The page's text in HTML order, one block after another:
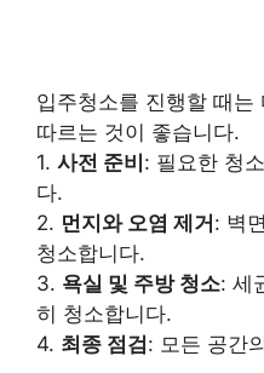
입주청소를 진행할 때는
따르는 것이 좋습니다.
1. 사전 준비 : 필요한 청
다.
2. 먼지와 오염 제거 : 벽
청소합니다.
3. 욕실 및 주방 청소: 세
히 청소합니다.
4. 최종 점검 : 모든 공간